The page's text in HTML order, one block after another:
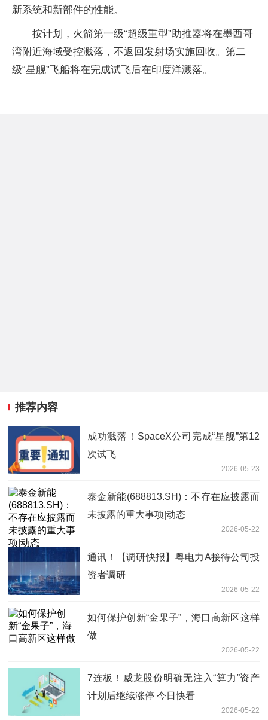
新系统和新部件的性能。
按计划，火箭第一级“超级重型”助推器将在墨西哥
湾附近海域受控溅落，不返回发射场实施回收。第二
级“星舰”飞船将在完成试飞后在印度洋溅落。
推荐内容
成功溅落！SpaceX公司完成“星舰”第12
次试飞
2026-05-23
泰金新能(688813.SH)：不存在应披露而
未披露的重大事项|动态
2026-05-22
通讯！【调研快报】粤电力A接待公司投
资者调研
2026-05-22
如何保护创新“金果子”，海口高新区这样
做
2026-05-22
7连板！威龙股份明确无注入“算力”资产
计划后继续涨停 今日快看
2026-05-22